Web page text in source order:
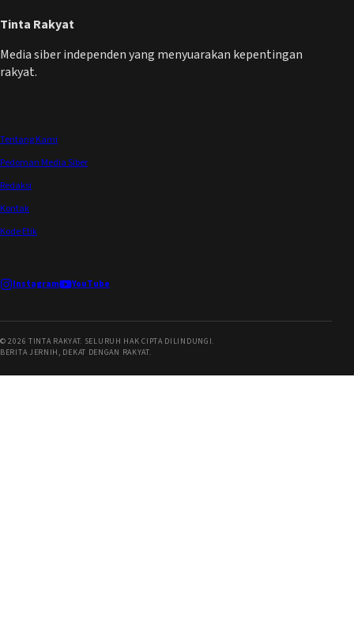
Tinta Rakyat
Media siber independen yang menyuarakan kepentingan
rakyat.
Tentang Kami
Pedoman Media Siber
Redaksi
Kontak
Kode Etik
Instagram YouTube
©2026 TINTA RAKYAT. SELURUH HAK CIPTA DILINDUNGI.
BERITA JERNIH, DEKAT DENGAN RAKYAT.